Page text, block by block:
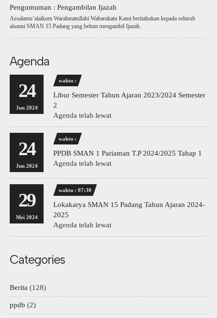
Pengumuman : Pengambilan Ijazah
Assalamu’alaikum Warahmatullahi Wabarakatu Kami beritahukan kepada seluruh
alumni SMAN 15 Padang yang belum mengambil Ijazah..
Agenda
24
Jun 2024
waktu :
Libur Semester Tahun Ajaran 2023/2024 Semester
2
Agenda telah lewat
24
Jun 2024
waktu :
PPDB SMAN 1 Pariaman T.P 2024/2025 Tahap 1
Agenda telah lewat
29
Mei 2024
waktu : 07:30
Lokakarya SMAN 15 Padang Tahun Ajaran 2024-
2025
Agenda telah lewat
Categories
Berita (128)
ppdb (2)